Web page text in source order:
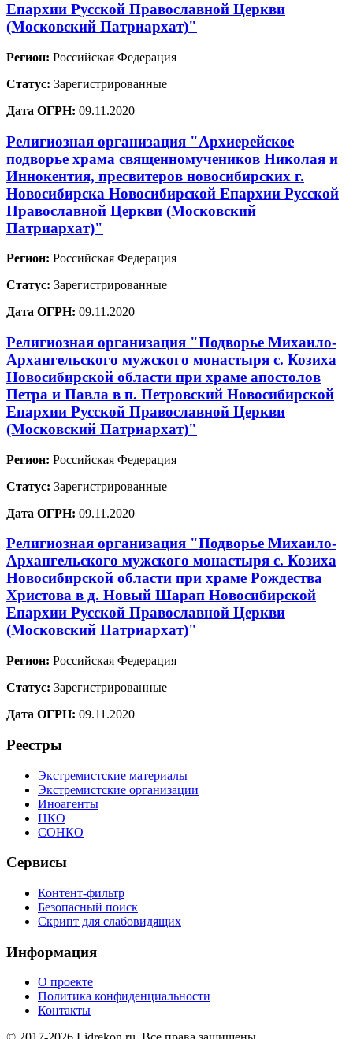
Епархии Русской Православной Церкви
(Московский Патриархат)"
Регион: Российская Федерация
Статус: Зарегистрированные
Дата ОГРН: 09.11.2020
Религиозная организация "Архиерейское
подворье храма священномучеников Николая и
Иннокентия, пресвитеров новосибирских г.
Новосибирска Новосибирской Епархии Русской
Православной Церкви (Московский
Патриархат)"
Регион: Российская Федерация
Статус: Зарегистрированные
Дата ОГРН: 09.11.2020
Религиозная организация "Подворье Михаило-
Архангельского мужского монастыря с. Козиха
Новосибирской области при храме апостолов
Петра и Павла в п. Петровский Новосибирской
Епархии Русской Православной Церкви
(Московский Патриархат)"
Регион: Российская Федерация
Статус: Зарегистрированные
Дата ОГРН: 09.11.2020
Религиозная организация "Подворье Михаило-
Архангельского мужского монастыря с. Козиха
Новосибирской области при храме Рождества
Христова в д. Новый Шарап Новосибирской
Епархии Русской Православной Церкви
(Московский Патриархат)"
Регион: Российская Федерация
Статус: Зарегистрированные
Дата ОГРН: 09.11.2020
Реестры
Экстремистские материалы
Экстремистские организации
Иноагенты
НКО
СОНКО
Сервисы
Контент-фильтр
Безопасный поиск
Скрипт для слабовидящих
Информация
О проекте
Политика конфиденциальности
Контакты